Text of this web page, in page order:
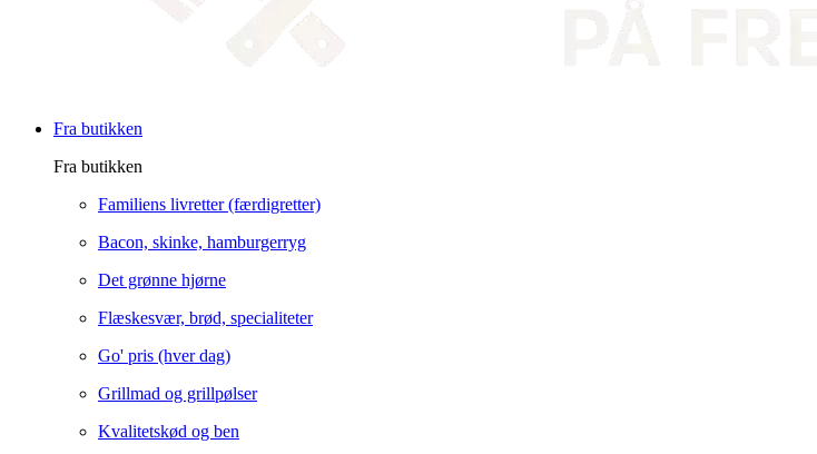
Fra butikken
Fra butikken
Familiens livretter (færdigretter)
Bacon, skinke, hamburgerryg
Det grønne hjørne
Flæskesvær, brød, specialiteter
Go' pris (hver dag)
Grillmad og grillpølser
Kvalitetskød og ben